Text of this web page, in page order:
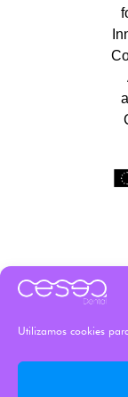
Utilizamos cookies